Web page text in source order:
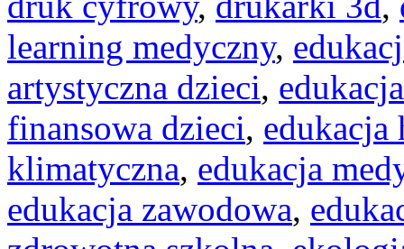
learning medyczny,
artystyczna dzieci,
finansowa dzieci, edukacja
klimatyczna, edukacja
edukacja zawodowa,